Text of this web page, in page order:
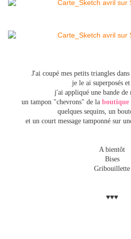
J'ai coupé mes petits triangles
je le ai superposés et
j'ai appliqué une bande de
un tampon "chevrons" de la boutique
quelques sequins, un
et un court message tamponné sur
A bientôt
Bises
Gribouillette
♥♥♥